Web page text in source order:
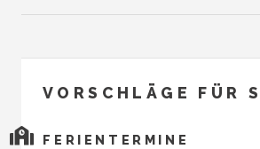
VORSCHLÄGE FÜR
FERIENTERMINE